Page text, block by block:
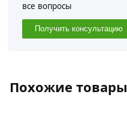
все вопросы
Получить консультацию
Похожие товары